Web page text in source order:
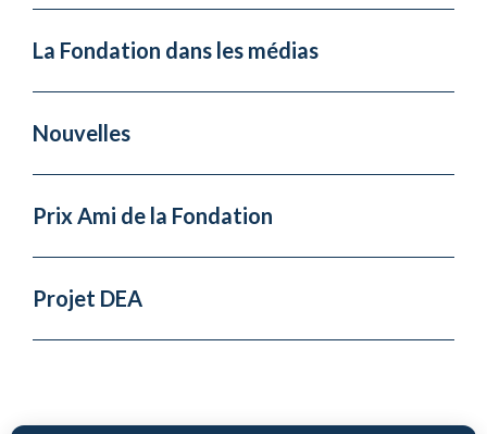
La Fondation dans les médias
Nouvelles
Prix Ami de la Fondation
Projet DEA